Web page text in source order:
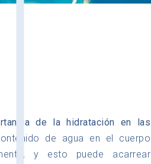
de la hidratación en las
de agua en el cuerpo
y esto puede acarrear